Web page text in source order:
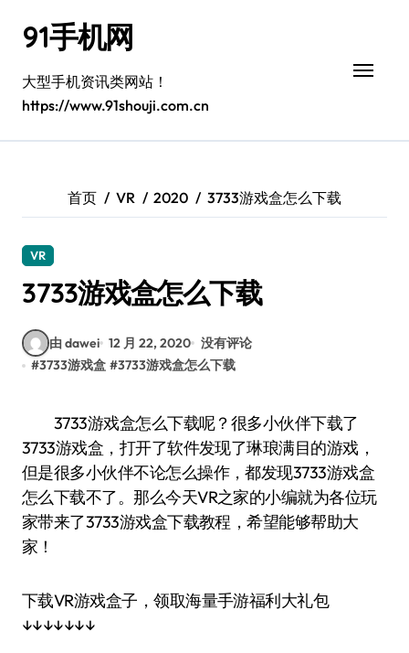
91手机网
大型手机资讯类网站！
https://www.91shouji.com.cn
首页 VR 2020 3733游戏盒怎么下载
VR
3733游戏盒怎么下载
由 dawei 12 月 22, 2020 没有评论
#3733游戏盒 #3733游戏盒怎么下载
3733游戏盒怎么下载呢？很多小伙伴下载了
3733游戏盒，打开了软件发现了琳琅满目的游戏，
但是很多小伙伴不论怎么操作，都发现3733游戏盒
怎么下载不了。那么今天VR之家的小编就为各位玩
家带来了3733游戏盒下载教程，希望能够帮助大
家！
下载VR游戏盒子，领取海量手游福利大礼包
↓↓↓↓↓↓↓